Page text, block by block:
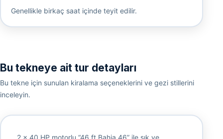
Genellikle birkaç saat içinde teyit edilir.
Bu tekneye ait tur detayları
Bu tekne için sunulan kiralama seçeneklerini ve gezi stillerini
inceleyin.
2 x 40 HP motorlu “46 ft Bahia 46” ile şık ve